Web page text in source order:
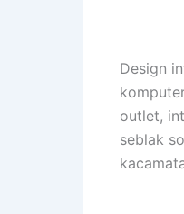
Design
outlet,
seblak